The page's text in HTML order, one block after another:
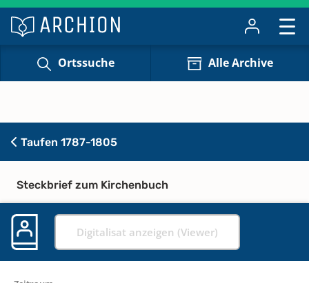
Ortssuche Alle Archive
Taufen 1787-1805
Steckbrief zum Kirchenbuch
Digitalisat anzeigen (Viewer)